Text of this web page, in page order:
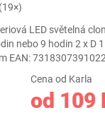
(19×)
LED světelná
nebo 9 hodin 2 x D
EAN:
Cena od Karla
od 109